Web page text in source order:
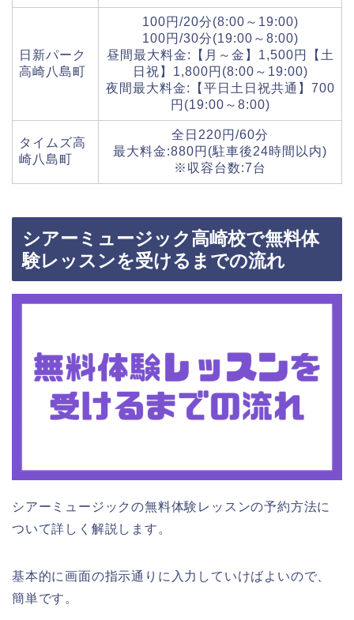
日新パーク
高崎八島町
100円/20分(8:00～19:00)
100円/30分(19:00～8:00)
昼間最大料金:【月～金】1,500円【土
日祝】1,800円(8:00～19:00)
夜間最大料金:【平日土日祝共通】700
円(19:00～8:00)
タイムズ高
崎八島町
全日220円/60分
最大料金:880円(駐車後24時間以内)
※収容台数:7台
シアーミュージック高崎校で無料体
験レッスンを受けるまでの流れ
シアーミュージックの無料体験レッスンの予約方法に
ついて詳しく解説します。
基本的に画面の指示通りに入力していけばよいので、
簡単です。